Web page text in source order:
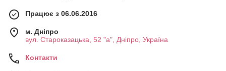
Працює з 06.06.2016
м. Дніпро
вул. Староказацька, 52 "а", Дніпро, Україна
Контакти